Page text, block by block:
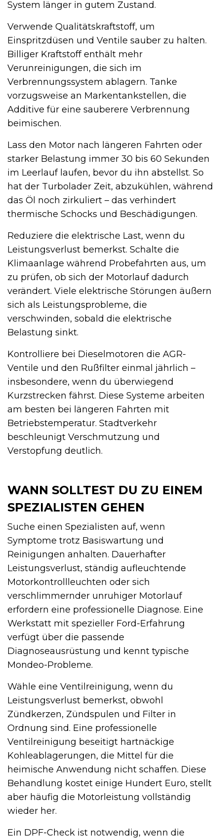
System länger in gutem Zustand.
Verwende Qualitätskraftstoff, um
Einspritzdüsen und Ventile sauber zu halten.
Billiger Kraftstoff enthält mehr
Verunreinigungen, die sich im
Verbrennungssystem ablagern. Tanke
vorzugsweise an Markentankstellen, die
Additive für eine sauberere Verbrennung
beimischen.
Lass den Motor nach längeren Fahrten oder
starker Belastung immer 30 bis 60 Sekunden
im Leerlauf laufen, bevor du ihn abstellst. So
hat der Turbolader Zeit, abzukühlen, während
das Öl noch zirkuliert – das verhindert
thermische Schocks und Beschädigungen.
Reduziere die elektrische Last, wenn du
Leistungsverlust bemerkst. Schalte die
Klimaanlage während Probefahrten aus, um
zu prüfen, ob sich der Motorlauf dadurch
verändert. Viele elektrische Störungen äußern
sich als Leistungsprobleme, die
verschwinden, sobald die elektrische
Belastung sinkt.
Kontrolliere bei Dieselmotoren die AGR-
Ventile und den Rußfilter einmal jährlich –
insbesondere, wenn du überwiegend
Kurzstrecken fährst. Diese Systeme arbeiten
am besten bei längeren Fahrten mit
Betriebstemperatur. Stadtverkehr
beschleunigt Verschmutzung und
Verstopfung deutlich.
WANN SOLLTEST DU ZU EINEM
SPEZIALISTEN GEHEN
Suche einen Spezialisten auf, wenn
Symptome trotz Basiswartung und
Reinigungen anhalten. Dauerhafter
Leistungsverlust, ständig aufleuchtende
Motorkontrollleuchten oder sich
verschlimmernder unruhiger Motorlauf
erfordern eine professionelle Diagnose. Eine
Werkstatt mit spezieller Ford-Erfahrung
verfügt über die passende
Diagnoseausrüstung und kennt typische
Mondeo-Probleme.
Wähle eine Ventilreinigung, wenn du
Leistungsverlust bemerkst, obwohl
Zündkerzen, Zündspulen und Filter in
Ordnung sind. Eine professionelle
Ventilreinigung beseitigt hartnäckige
Kohleablagerungen, die Mittel für die
heimische Anwendung nicht schaffen. Diese
Behandlung kostet einige Hundert Euro, stellt
aber häufig die Motorleistung vollständig
wieder her.
Ein DPF-Check ist notwendig, wenn die